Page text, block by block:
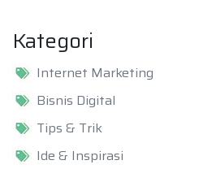
Kategori
Internet Marketing
Bisnis Digital
Tips & Trik
Ide & Inspirasi